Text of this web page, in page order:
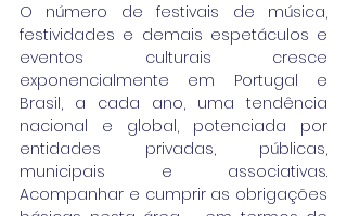
O número de festivais de música,
festividades e demais espetáculos e
eventos culturais cresce
exponencialmente em Portugal e
Brasil, a cada ano, uma tendência
nacional e global, potenciada por
entidades privadas, públicas,
municipais e associativas.
Acompanhar e cumprir as obrigações